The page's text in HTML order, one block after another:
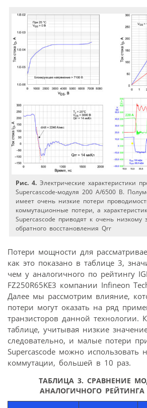
Рис. 4. Электрические характеристики
Supercascode-модуля 200 А/6500 В.
имеет очень низкие потери
коммутационные потери, а
Supercascode приводят к очень низкому
обратного восстановления Qrr
Потери мощности для
как это показано в таблице 3,
чем у аналогичного по рейтингу
FZ250R65KE3 компании Infineon
Далее мы рассмотрим влияние,
потери могут оказать на ряд
транзисторов данной технологии.
таблице, учитывая низкие
следовательно, и малые потери
Supercascode можно использовать
коммутации, большей в 10 раз.
ТАБЛИЦА 3. СРАВНЕНИЕ
АНАЛОГИЧНОГО